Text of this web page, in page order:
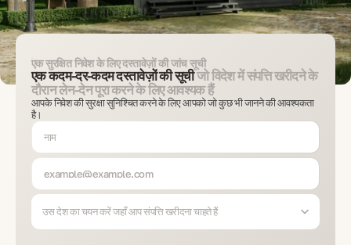
एक सुरक्षित निवेश के लिए दस्तावेज़ों की जांच सूची
एक कदम-दर-कदम दस्तावेज़ों की सूचीजो विदेश में संपत्ति खरीदने के
दौरान लेन-देन पूरा करने के लिए आवश्यक हैं
आपके निवेश की सुरक्षा सुनिश्चित करने के लिए आपको जो कुछ भी जानने की आवश्यकता
है।
उस देश का चयन करें जहाँ आप संपत्ति खरीदना चाहते हैं